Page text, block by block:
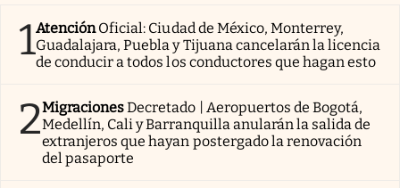
1AtenciónOficial: Ciudad de México, Monterrey,
Guadalajara, Puebla y Tijuana cancelarán la licencia
de conducir a todos los conductores que hagan esto
2MigracionesDecretado | Aeropuertos de Bogotá,
Medellín, Cali y Barranquilla anularán la salida de
extranjeros que hayan postergado la renovación
del pasaporte